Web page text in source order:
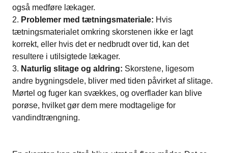
også medføre lækager.
Problemer med tætningsmateriale: Hvis
tætningsmaterialet omkring skorstenen ikke er lagt
korrekt, eller hvis det er nedbrudt over tid, kan det
resultere i utilsigtede lækager.
Naturlig slitage og aldring: Skorstene, ligesom
andre bygningsdele, bliver med tiden påvirket af slitage.
Mørtel og fuger kan svækkes, og overflader kan blive
porøse, hvilket gør dem mere modtagelige for
vandindtrængning.